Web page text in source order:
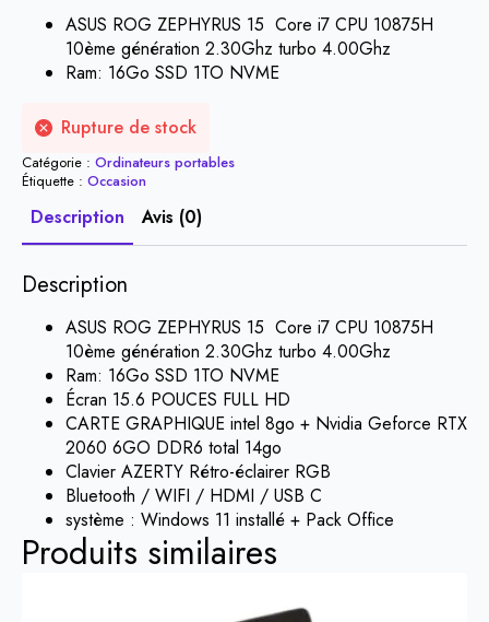
ASUS ROG ZEPHYRUS 15 Core i7 CPU 10875H
10ème génération 2.30Ghz turbo 4.00Ghz
Ram: 16Go SSD 1TO NVME
Rupture de stock
Catégorie : Ordinateurs portables
Étiquette : Occasion
Description Avis (0)
Description
ASUS ROG ZEPHYRUS 15 Core i7 CPU 10875H
10ème génération 2.30Ghz turbo 4.00Ghz
Ram: 16Go SSD 1TO NVME
Écran 15.6 POUCES FULL HD
CARTE GRAPHIQUE intel 8go + Nvidia Geforce RTX
2060 6GO DDR6 total 14go
Clavier AZERTY Rétro-éclairer RGB
Bluetooth / WIFI / HDMI / USB C
système : Windows 11 installé + Pack Office
Produits similaires